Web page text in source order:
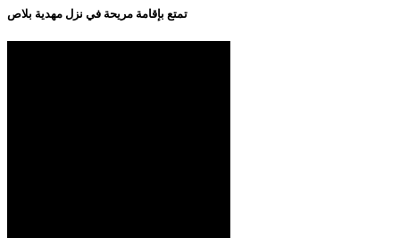
تمتع بإقامة مريحة في نزل مهدية بلاص